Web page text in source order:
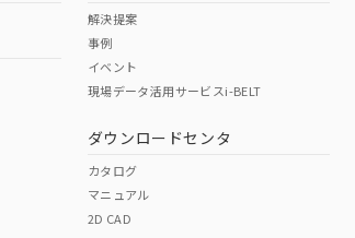
解決提案
事例
イベント
現場データ活用サービスi-BELT
ダウンロードセンタ
カタログ
マニュアル
2D CAD